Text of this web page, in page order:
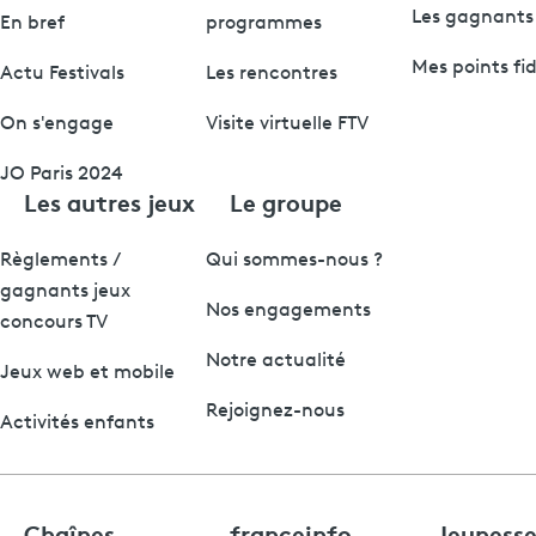
En bref
Actu Festivals
On s'engage
JO Paris 2024
programmes
Les rencontres
Visite virtuelle FTV
Les gagnants
Mes points
Les autres jeux
Règlements /
gagnants jeux
concours TV
Jeux web et mobile
Activités enfants
Le groupe
Qui sommes-nous ?
Nos engagements
Notre actualité
Rejoignez-nous